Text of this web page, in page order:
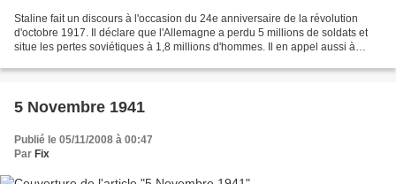
Staline fait un discours à l'occasion du 24e anniversaire de la révolution
d'octobre 1917. Il déclare que l'Allemagne a perdu 5 millions de soldats et
situe les pertes soviétiques à 1,8 millions d'hommes. Il en appel aussi à
5 Novembre 1941
Publié le 05/11/2008 à 00:47
Par Fix